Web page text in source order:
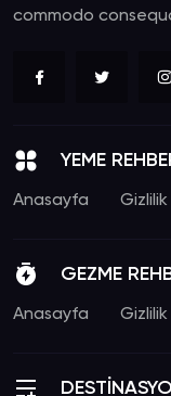
commodo
YEME
Anasayfa Gizlilik
GEZME
Anasayfa Gizlilik